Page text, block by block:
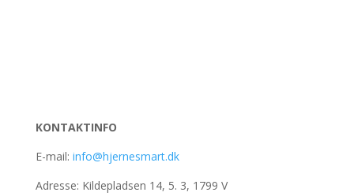
KONTAKTINFO
E-mail: info@hjernesmart.dk
Adresse: Kildepladsen 14, 5. 3, 1799 V